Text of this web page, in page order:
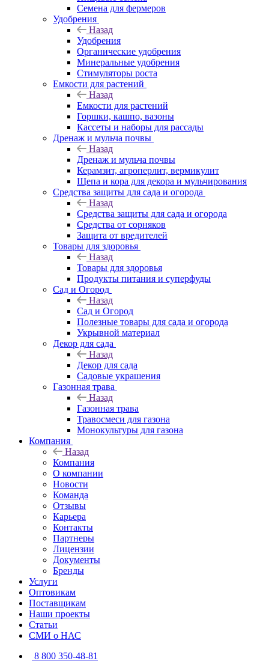
Семена для фермеров
Удобрения
Назад
Удобрения
Органические удобрения
Минеральные удобрения
Стимуляторы роста
Емкости для растений
Назад
Емкости для растений
Горшки, кашпо, вазоны
Кассеты и наборы для рассады
Дренаж и мульча почвы
Назад
Дренаж и мульча почвы
Керамзит, агроперлит, вермикулит
Щепа и кора для декора и мульчирования
Средства защиты для сада и огорода
Назад
Средства защиты для сада и огорода
Средства от сорняков
Защита от вредителей
Товары для здоровья
Назад
Товары для здоровья
Продукты питания и суперфуды
Сад и Огород
Назад
Сад и Огород
Полезные товары для сада и огорода
Укрывной материал
Декор для сада
Назад
Декор для сада
Садовые украшения
Газонная трава
Назад
Газонная трава
Травосмеси для газона
Монокультуры для газона
Компания
Назад
Компания
О компании
Новости
Команда
Отзывы
Карьера
Контакты
Партнеры
Лицензии
Документы
Бренды
Услуги
Оптовикам
Поставщикам
Наши проекты
Статьи
СМИ о НАС
8 800 350-48-81